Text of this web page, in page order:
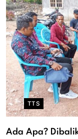
TTS
Ada Apa?